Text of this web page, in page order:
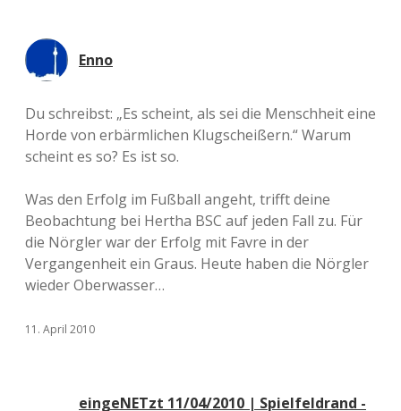
Enno
Du schreibst: „Es scheint, als sei die Menschheit eine
Horde von erbärmlichen Klugscheißern.“ Warum
scheint es so? Es ist so.
Was den Erfolg im Fußball angeht, trifft deine
Beobachtung bei Hertha BSC auf jeden Fall zu. Für
die Nörgler war der Erfolg mit Favre in der
Vergangenheit ein Graus. Heute haben die Nörgler
wieder Oberwasser…
11. April 2010
eingeNETzt 11/04/2010 | Spielfeldrand -